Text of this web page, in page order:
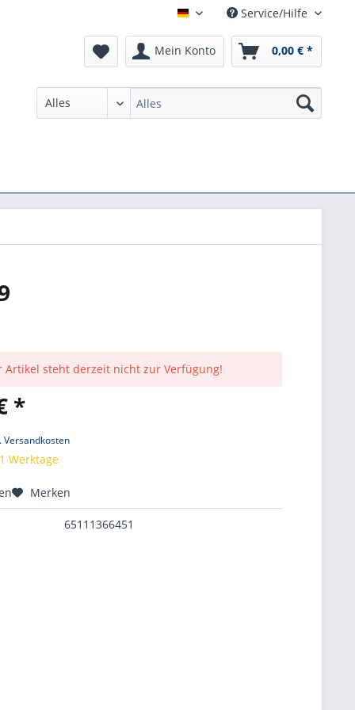
German Service/Hilfe
Mein Konto 0,00 € *
Artikel steht derzeit nicht zur Verfügung!
*
Versandkosten
Werktage
Merken
65111366451